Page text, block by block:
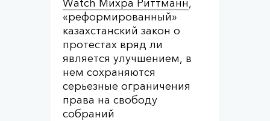
Watch Михра Риттманн,
«реформированный»
казахстанский закон о
протестах вряд ли
является улучшением, в
нем сохраняются
серьезные ограничения
права на свободу
собраний